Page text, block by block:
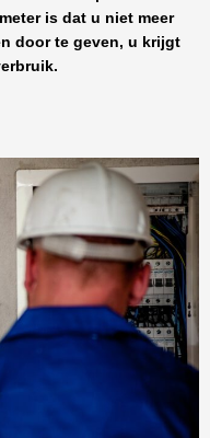
is dat u niet meer
door te geven, u krijgt